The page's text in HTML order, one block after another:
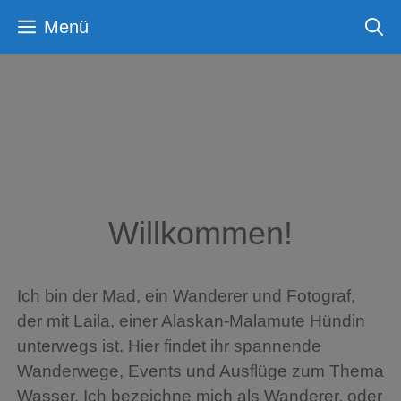
Inhalt Menü
Willkommen!
Ich bin der Mad, ein Wanderer und Fotograf,
der mit Laila, einer Alaskan-Malamute Hündin
unterwegs ist. Hier findet ihr spannende
Wanderwege, Events und Ausflüge zum Thema
Wasser. Ich bezeichne mich als Wanderer, oder